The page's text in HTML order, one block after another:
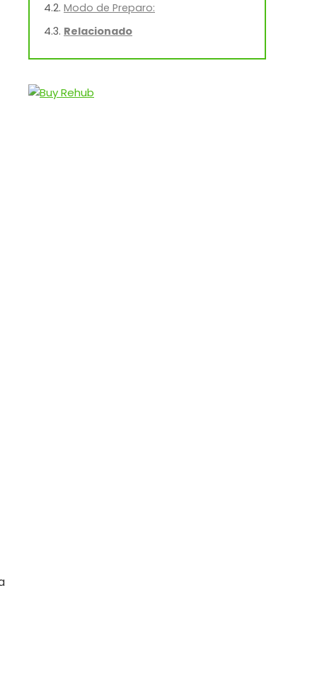
Modo de Preparo:
Relacionado